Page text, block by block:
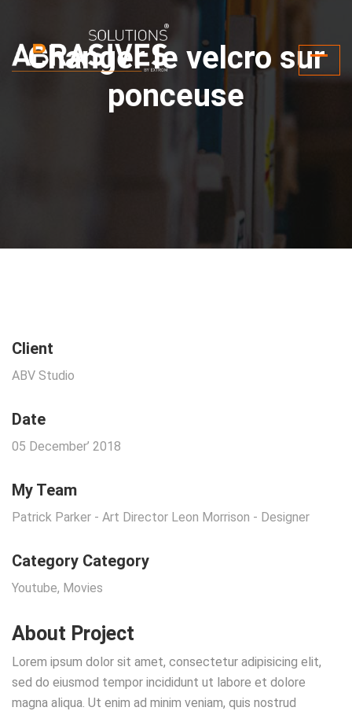
Changer le velcro sur
ponceuse
Client
ABV Studio
Date
05 December’ 2018
My Team
Patrick Parker - Art Director Leon Morrison - Designer
Category Category
Youtube, Movies
About Project
Lorem ipsum dolor sit amet, consectetur adipisicing elit,
sed do eiusmod tempor incididunt ut labore et dolore
magna aliqua. Ut enim ad minim veniam, quis nostrud